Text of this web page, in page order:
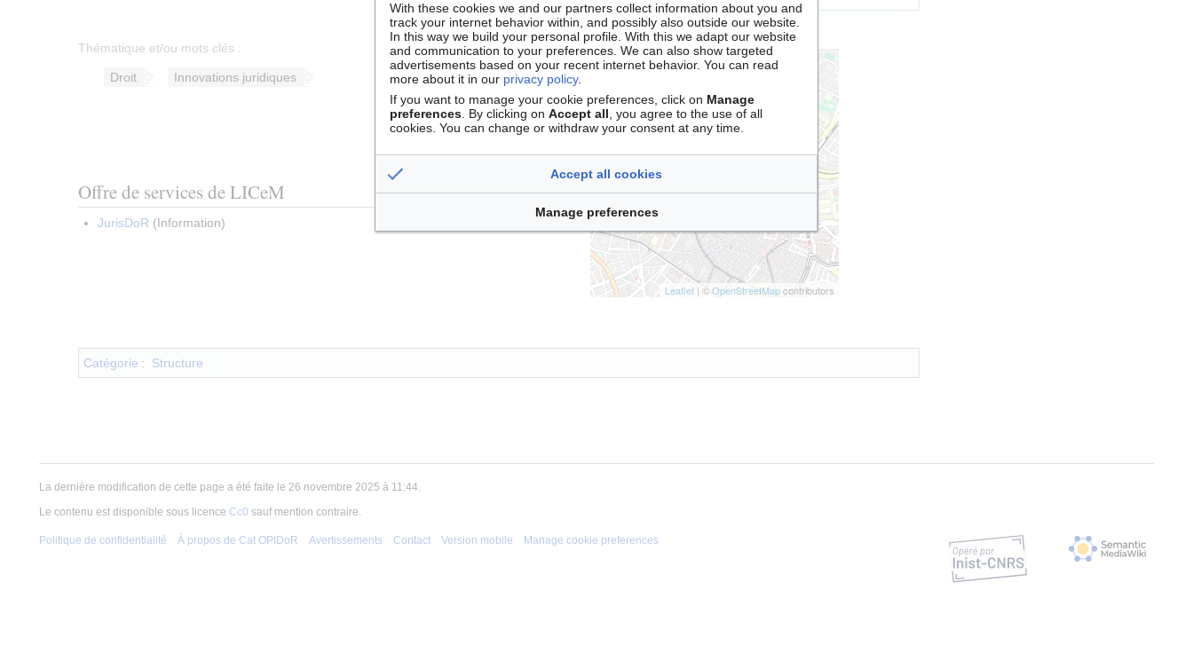
+
−
Leaflet | ©OpenStreetMapcontributors
Thématique et/ou mots clés :
Droit Innovations juridiques
Offre de services de LICeM
JurisDoR (Information)
Catégorie : Structure
La dernière modification de cette page a été faite le 26 novembre 2025 à 11:44.
Le contenu est disponible sous licence Cc0 sauf mention contraire.
Politique de confidentialité À propos de Cat OPIDoR Avertissements Contact Version mobile Manage cookie preferences
With these cookies we and our partners collect information about you and
track your internet behavior within, and possibly also outside our website.
In this way we build your personal profile. With this we adapt our website
and communication to your preferences. We can also show targeted
advertisements based on your recent internet behavior. You can read
more about it in our privacy policy.
If you want to manage your cookie preferences, click on Manage
preferences. By clicking on Accept all, you agree to the use of all
cookies. You can change or withdraw your consent at any time.
Accept all cookies
Manage preferences